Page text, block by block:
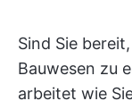
Sind Sie
Bauwesen zu
arbeitet wie